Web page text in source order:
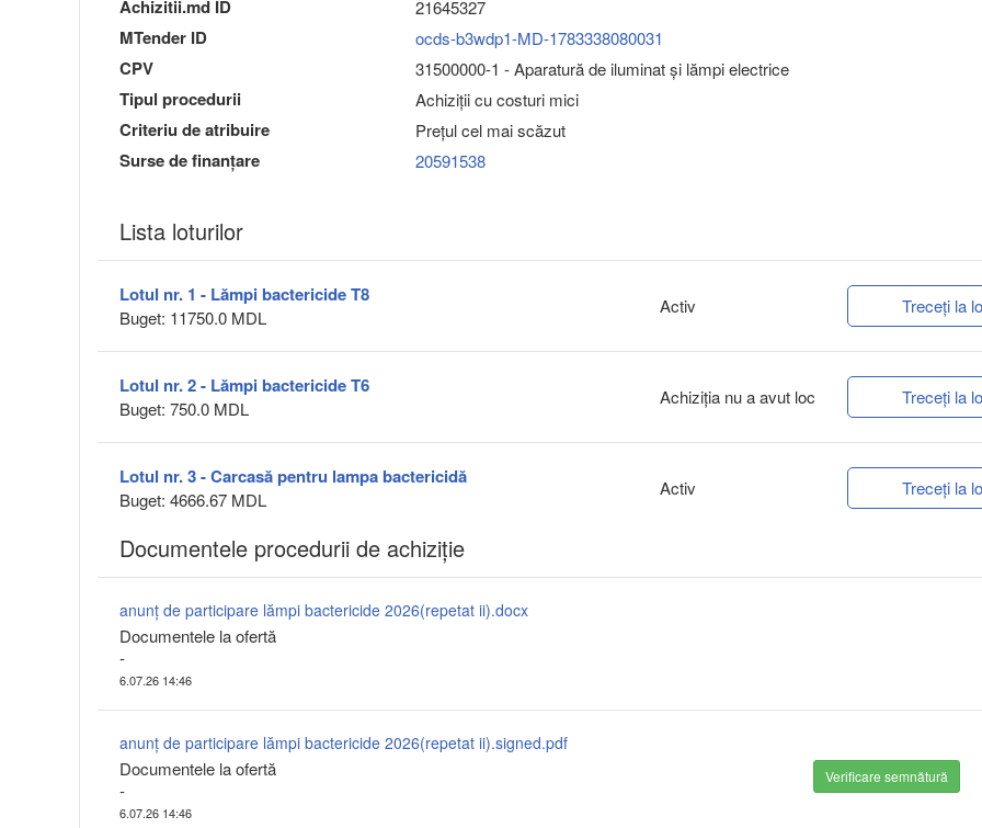
Achizitii.md ID 21645327
MTender ID ocds-b3wdp1-MD-1783338080031
CPV 31500000-1 - Aparatură de iluminat şi lămpi electrice
Tipul procedurii Achiziții cu costuri mici
Criteriu de atribuire Preţul cel mai scăzut
Surse de finanțare 20591538
Lista loturilor
Lotul nr. 1 - Lămpi bactericide T8
Buget: 11750.0 MDL
Activ Treceți la
Lotul nr. 2 - Lămpi bactericide T6
Buget: 750.0 MDL
Achiziţia nu a avut loc Treceți la
Lotul nr. 3 - Carcasă pentru lampa bactericidă
Buget: 4666.67 MDL
Activ Treceți la
Documentele procedurii de achiziție
anunț de participare lămpi bactericide 2026(repetat ii).docx
Documentele la ofertă
-
6.07.26 14:46
anunț de participare lămpi bactericide 2026(repetat ii).signed.pdf
Documentele la ofertă
-
6.07.26 14:46
Verificare semnătură